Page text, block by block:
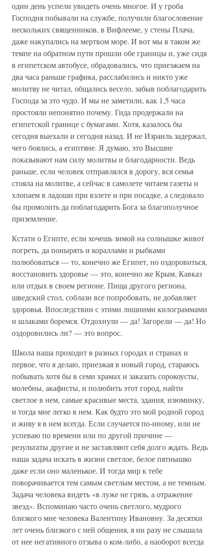
один день успели увидеть очень многое. И у гроба
Господня побывали на службе, получили благословение
нескольких священников, в Вифлееме, у стены Плача,
даже накупались на мертвом море. И вот мы в таком же
темпе на обратном пути прошли обе границы и, уже сидя
в египетском автобусе, обрадовались, что приезжаем на
два часа раньше графика, расслабились и никто уже
молитву не читал, общались весело, забыв поблагодарить
Господа за это чудо. И мы не заметили, как 1,5 часа
простояли непонятно почему. Гида продержали на
египетской границе с бумагами. Хотя, казалось бы
сегодня выехали и сегодня назад. И не Израиль задержал,
чего боялись, а египтяне. Я думаю, это Высшие
показывают нам силу молитвы и благодарности. Ведь
раньше, если человек отправлялся в дорогу, вся семья
стояла на молитве, а сейчас в самолете читаем газеты и
хлопаем в ладоши при взлете и при посадке, а следовало
бы промолить да поблагодарить Бога за благополучное
приземление.
Кстати о Египте, если хочешь зимой на солнышке живот
погреть, да понырять и кораллами и рыбками
полюбоваться — то, конечно же Египет, но оздоровиться,
восстановить здоровье — это, конечно же Крым, Кавказ
или отдых в своем регионе. Пища другого региона,
шведский стол, соблазн все попробовать, не добавляет
здоровья. Впоследствии с этими лишними килограммами
и шлаками боремся. Отдохнули — да! Загорели — да! Но
оздоровились ли? — это вопрос.
Школа наша проходит в разных городах и странах и
первое, что я делаю, приезжая в новый город, стараюсь
побывать хотя бы в семи храмах и заказать сорокоусты,
молебны, акафисты, и полюбить этот город, найти
светлое в нем, самые красивые места, здания, изюминку,
и тогда мне легко в нем. Как будто это мой родной город
и живу я в нем всегда. Если случается по-иному, или не
успеваю по времени или по другой причине —
результаты другие и не заставляют себя долго ждать. Ведь
наша задача искать в жизни светлое, белое пятнышко
даже если оно маленькое. И тогда мир к тебе
поворачивается тем самым светлым местом, а не темным.
Задача человека видеть «в луже не грязь, а отражение
звезд». Вспоминаю часто очень светлого, мудрого
близкого мне человека Валентину Ивановну. За десятки
лет очень близкого с ней общения, я ни разу не слышала
от нее негативного отзыва о ком-либо, а наоборот всегда